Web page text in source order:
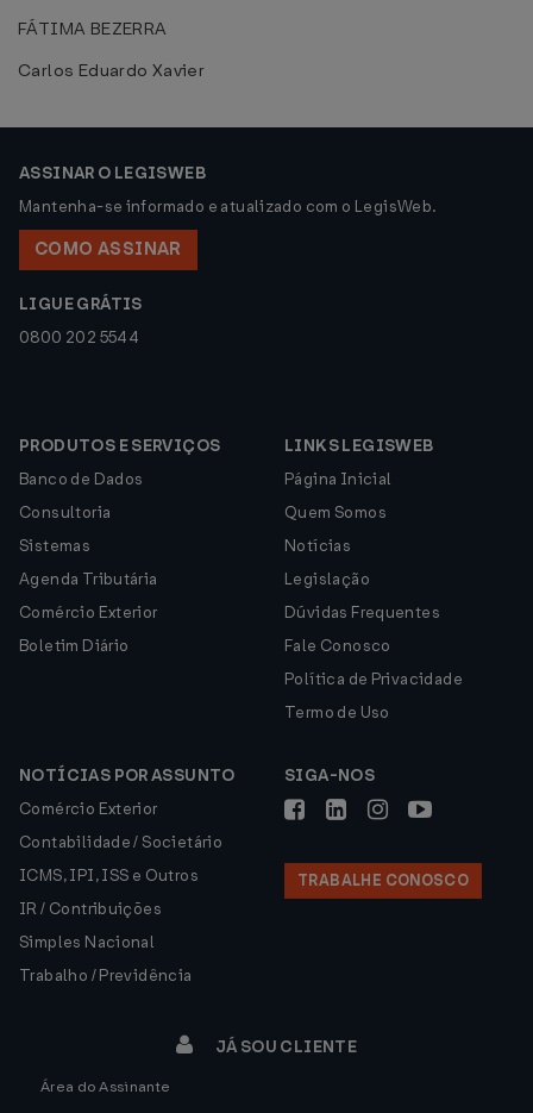
FÁTIMA BEZERRA
Carlos Eduardo Xavier
ASSINAR O LEGISWEB
Mantenha-se informado e atualizado com o LegisWeb.
COMO ASSINAR
LIGUE GRÁTIS
0800 202 5544
PRODUTOS E SERVIÇOS
Banco de Dados
Consultoria
Sistemas
Agenda Tributária
Comércio Exterior
Boletim Diário
LINKS LEGISWEB
Página Inicial
Quem Somos
Notícias
Legislação
Dúvidas Frequentes
Fale Conosco
Política de Privacidade
Termo de Uso
NOTÍCIAS POR ASSUNTO
Comércio Exterior
Contabilidade / Societário
ICMS, IPI, ISS e Outros
IR / Contribuições
Simples Nacional
Trabalho / Previdência
SIGA-NOS
TRABALHE CONOSCO
JÁ SOU CLIENTE
Área do Assinante